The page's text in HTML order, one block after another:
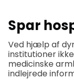
Spar
Ved hjælp af
institutioner
medicinske
indlejrede